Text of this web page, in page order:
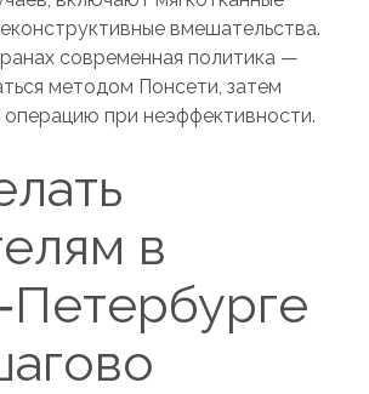
вмешательства.
современная политика —
методом Понсети, затем
при неэффективности.
в